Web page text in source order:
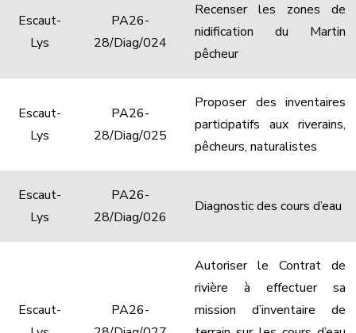
Escaut-
Lys
PA26-
28/Diag/024
Recenser les zones de
nidification du Martin
pêcheur
Escaut-
Lys
PA26-
28/Diag/025
Proposer des inventaires
participatifs aux riverains,
pêcheurs, naturalistes
Escaut-
Lys
PA26-
28/Diag/026
Diagnostic des cours d’eau
Escaut-
PA26-
Autoriser le Contrat de
rivière à effectuer sa
mission d’inventaire de